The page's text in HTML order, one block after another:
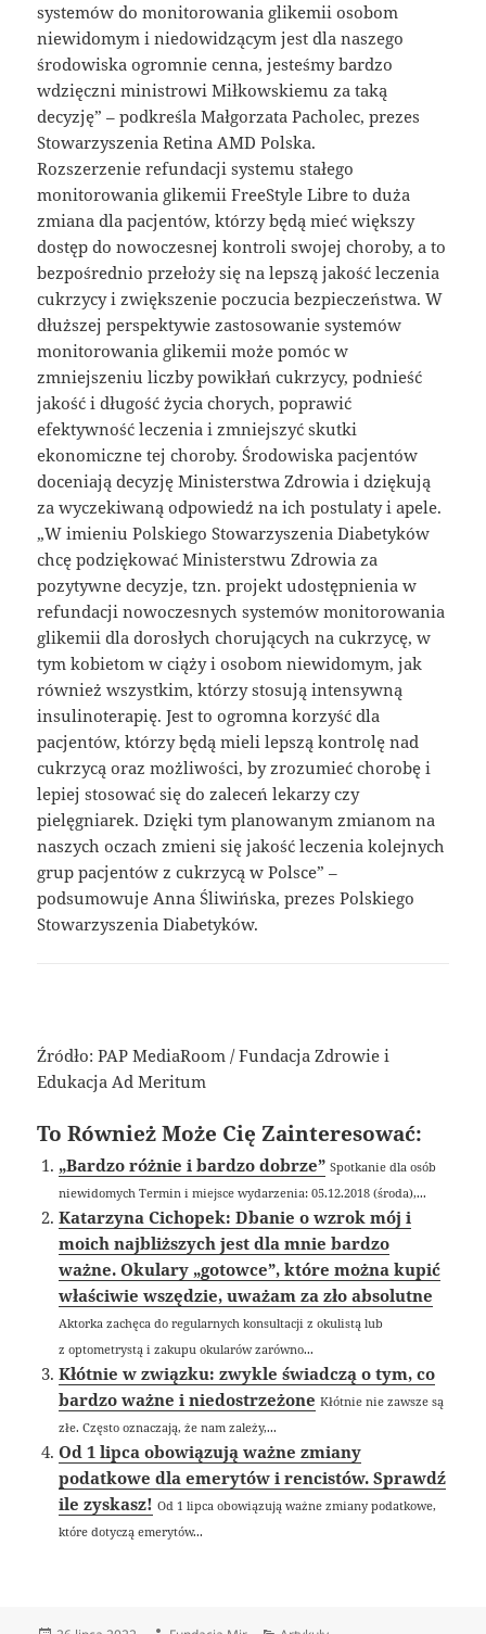
systemów do monitorowania glikemii osobom
niewidomym i niedowidzącym jest dla naszego
środowiska ogromnie cenna, jesteśmy bardzo
wdzięczni ministrowi Miłkowskiemu za taką
decyzję” – podkreśla Małgorzata Pacholec, prezes
Stowarzyszenia Retina AMD Polska.
Rozszerzenie refundacji systemu stałego
monitorowania glikemii FreeStyle Libre to duża
zmiana dla pacjentów, którzy będą mieć większy
dostęp do nowoczesnej kontroli swojej choroby, a to
bezpośrednio przełoży się na lepszą jakość leczenia
cukrzycy i zwiększenie poczucia bezpieczeństwa. W
dłuższej perspektywie zastosowanie systemów
monitorowania glikemii może pomóc w
zmniejszeniu liczby powikłań cukrzycy, podnieść
jakość i długość życia chorych, poprawić
efektywność leczenia i zmniejszyć skutki
ekonomiczne tej choroby. Środowiska pacjentów
doceniają decyzję Ministerstwa Zdrowia i dziękują
za wyczekiwaną odpowiedź na ich postulaty i apele.
„W imieniu Polskiego Stowarzyszenia Diabetyków
chcę podziękować Ministerstwu Zdrowia za
pozytywne decyzje, tzn. projekt udostępnienia w
refundacji nowoczesnych systemów monitorowania
glikemii dla dorosłych chorujących na cukrzycę, w
tym kobietom w ciąży i osobom niewidomym, jak
również wszystkim, którzy stosują intensywną
insulinoterapię. Jest to ogromna korzyść dla
pacjentów, którzy będą mieli lepszą kontrolę nad
cukrzycą oraz możliwości, by zrozumieć chorobę i
lepiej stosować się do zaleceń lekarzy czy
pielęgniarek. Dzięki tym planowanym zmianom na
naszych oczach zmieni się jakość leczenia kolejnych
grup pacjentów z cukrzycą w Polsce” –
podsumowuje Anna Śliwińska, prezes Polskiego
Stowarzyszenia Diabetyków.
Źródło: PAP MediaRoom / Fundacja Zdrowie i
Edukacja Ad Meritum
To Również Może Cię Zainteresować:
„Bardzo różnie i bardzo dobrze” Spotkanie dla osób
niewidomych Termin i miejsce wydarzenia: 05.12.2018 (środa),...
Katarzyna Cichopek: Dbanie o wzrok mój i
moich najbliższych jest dla mnie bardzo
ważne. Okulary „gotowce”, które można kupić
właściwie wszędzie, uważam za zło absolutne
Aktorka zachęca do regularnych konsultacji z okulistą lub
z optometrystą i zakupu okularów zarówno...
Kłótnie w związku: zwykle świadczą o tym, co
bardzo ważne i niedostrzeżone Kłótnie nie zawsze są
złe. Często oznaczają, że nam zależy,...
Od 1 lipca obowiązują ważne zmiany
podatkowe dla emerytów i rencistów. Sprawdź
ile zyskasz! Od 1 lipca obowiązują ważne zmiany podatkowe,
które dotyczą emerytów...